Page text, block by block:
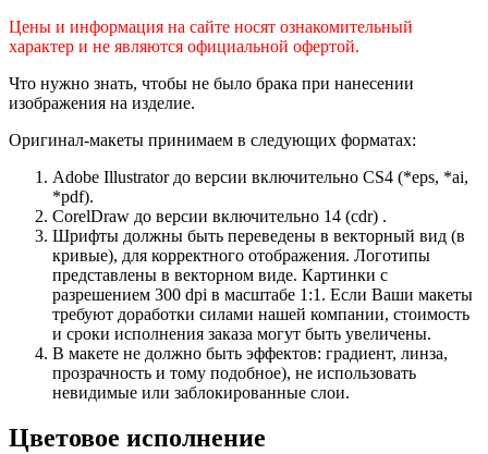
Цены и информация на сайте носят ознакомительный
характер и не являются официальной офертой.
Что нужно знать, чтобы не было брака при нанесении
изображения на изделие.
Оригинал-макеты принимаем в следующих форматах:
Adobe Illustrator до версии включительно CS4 (*eps, *ai,
*pdf).
CorelDraw до версии включительно 14 (cdr) .
Шрифты должны быть переведены в векторный вид (в
кривые), для корректного отображения. Логотипы
представлены в векторном виде. Картинки с
разрешением 300 dpi в масштабе 1:1. Если Ваши макеты
требуют доработки силами нашей компании, стоимость
и сроки исполнения заказа могут быть увеличены.
В макете не должно быть эффектов: градиент, линза,
прозрачность и тому подобное), не использовать
невидимые или заблокированные слои.
Цветовое исполнение